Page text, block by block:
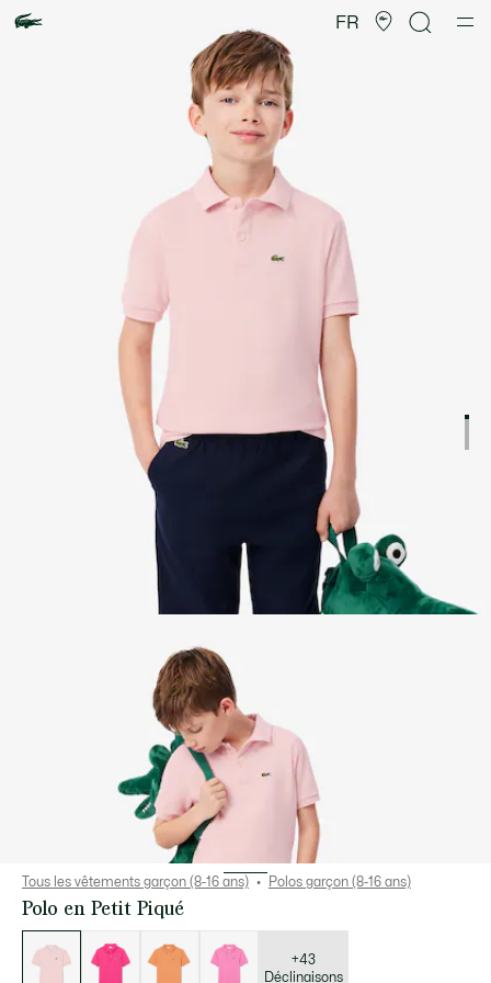
FR
d’images
produit
Tous les vêtements garçon (8-16 ans) Polos garçon (8-16 ans)
Polo en Petit Piqué
des
déclinaisons
+43
Déclinaisons